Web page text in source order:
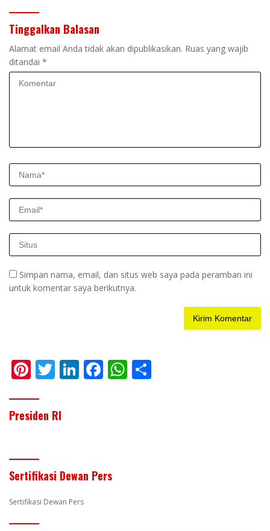
Tinggalkan Balasan
Alamat email Anda tidak akan dipublikasikan. Ruas yang wajib
ditandai *
Simpan nama, email, dan situs web saya pada peramban ini
untuk komentar saya berikutnya.
Pi
er
e
T
itt
er
Li F
k
W
Presiden RI
Sertifikasi Dewan Pers
Sertifikasi Dewan Pers